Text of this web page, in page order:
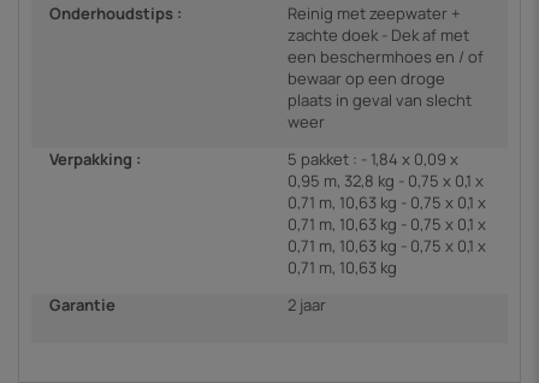
Onderhoudstips :
Reinig met zeepwater +
zachte doek - Dek af met
een beschermhoes en / of
bewaar op een droge
plaats in geval van slecht
weer
Verpakking :
5 pakket : - 1,84 x 0,09 x
0,95 m, 32,8 kg - 0,75 x 0,1 x
0,71 m, 10,63 kg - 0,75 x 0,1 x
0,71 m, 10,63 kg - 0,75 x 0,1 x
0,71 m, 10,63 kg - 0,75 x 0,1 x
0,71 m, 10,63 kg
Garantie
2 jaar